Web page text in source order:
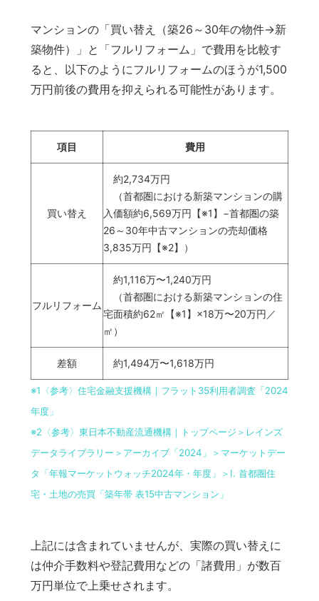
マンションの「買い替え（築26～30年の物件→新
築物件）」と「フルリフォーム」で費用を比較す
ると、以下のようにフルリフォームのほうが1,500
万円前後の費用を抑えられる可能性があります。
項目 費用
買い替え
約2,734万円
（首都圏における新築マンションの購
入価額約6,569万円【※1】−首都圏の築
26～30年中古マンションの売却価格
3,835万円【※2】）
フルリフォーム
約1,116万〜1,240万円
（首都圏における新築マンションの住
宅面積約62㎡【※1】×18万〜20万円／
㎡）
差額 約1,494万〜1,618万円
※1 〈参考〉住宅金融支援機構｜フラット35利用者調査「2024
年度」
※2 〈参考〉東日本不動産流通機構｜トップページ＞レインズ
データライブラリー＞アーカイブ「2024」＞マーケットデー
タ「年報マーケットウォッチ2024年・年度」＞Ⅰ. 首都圏住
宅・土地の売買「築年帯 表15中古マンション」
上記には含まれていませんが、実際の買い替えに
は仲介手数料や登記費用などの「諸費用」が数百
万円単位で上乗せされます。